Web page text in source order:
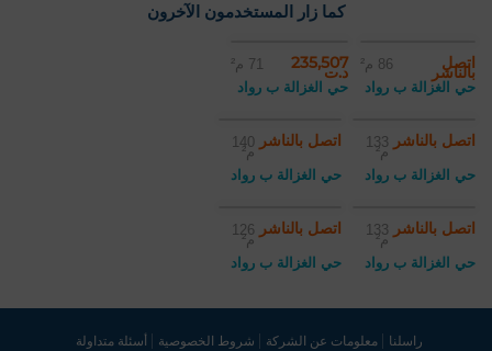
كما زار المستخدمون الآخرون
اتصل
بالناشر 86 م²
حي الغزالة ب رواد
235,507
د.ت 71 م²
حي الغزالة ب رواد
اتصل بالناشر 133
م²
حي الغزالة ب رواد
اتصل بالناشر 140
م²
حي الغزالة ب رواد
اتصل بالناشر 133
م²
حي الغزالة ب رواد
اتصل بالناشر 126
م²
حي الغزالة ب رواد
راسلنا معلومات عن الشركة شروط الخصوصية أسئلة متداولة